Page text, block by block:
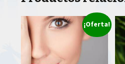
¡Oferta!